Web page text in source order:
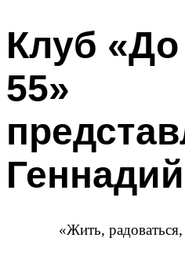
Клуб
55»
«Жить,